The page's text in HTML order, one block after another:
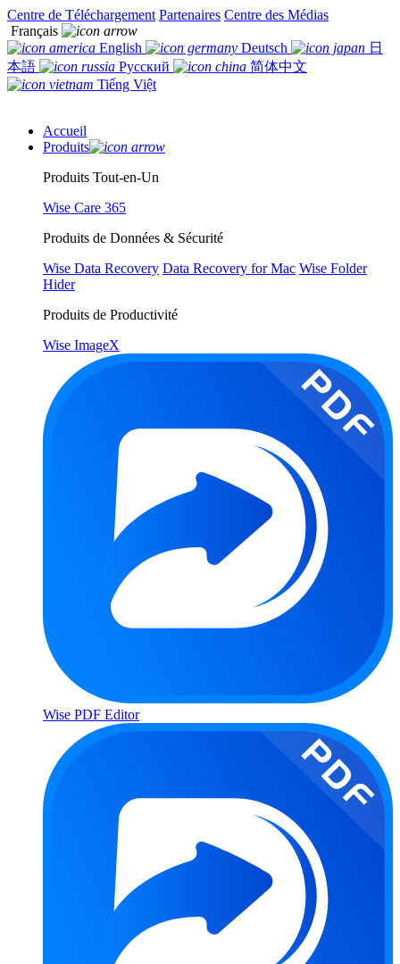
Centre de Téléchargement Partenaires Centre des Médias
Français
English
Deutsch
日
本語
Русский
简体中文
Tiếng Việt
Accueil
Produits
Produits Tout-en-Un
Wise Care 365
Produits de Données & Sécurité
Wise Data Recovery Data Recovery for Mac Wise Folder
Hider
Produits de Productivité
Wise ImageX
Wise PDF Editor